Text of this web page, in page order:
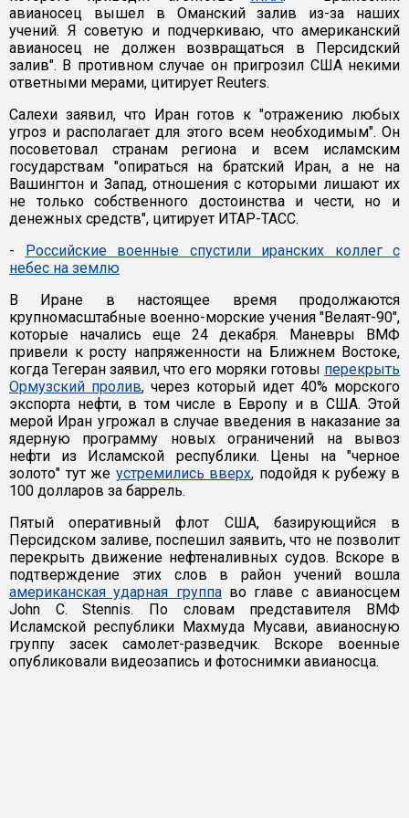
авианосец вышел в Оманский залив из-за наших
учений. Я советую и подчеркиваю, что американский
авианосец не должен возвращаться в Персидский
залив". В противном случае он пригрозил США некими
ответными мерами, цитирует Reuters.
Салехи заявил, что Иран готов к "отражению любых
угроз и располагает для этого всем необходимым". Он
посоветовал странам региона и всем исламским
государствам "опираться на братский Иран, а не на
Вашингтон и Запад, отношения с которыми лишают их
не только собственного достоинства и чести, но и
денежных средств", цитирует ИТАР-ТАСС.
- Российские военные спустили иранских коллег с
небес на землю
В Иране в настоящее время продолжаются
крупномасштабные военно-морские учения "Велаят-90",
которые начались еще 24 декабря. Маневры ВМФ
привели к росту напряженности на Ближнем Востоке,
когда Тегеран заявил, что его моряки готовы перекрыть
Ормузский пролив, через который идет 40% морского
экспорта нефти, в том числе в Европу и в США. Этой
мерой Иран угрожал в случае введения в наказание за
ядерную программу новых ограничений на вывоз
нефти из Исламской республики. Цены на "черное
золото" тут же устремились вверх, подойдя к рубежу в
100 долларов за баррель.
Пятый оперативный флот США, базирующийся в
Персидском заливе, поспешил заявить, что не позволит
перекрыть движение нефтеналивных судов. Вскоре в
подтверждение этих слов в район учений вошла
американская ударная группаво главе с авианосцем
John C. Stennis. По словам представителя ВМФ
Исламской республики Махмуда Мусави, авианосную
группу засек самолет-разведчик. Вскоре военные
опубликовали видеозапись и фотоснимки авианосца.